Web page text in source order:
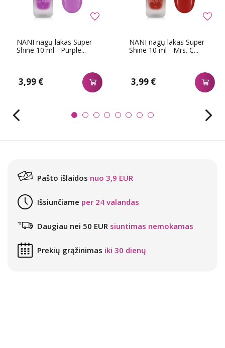
NANI nagų lakas Super
Shine 10 ml - Purple...
3,99 €
NANI nagų lakas Super
Shine 10 ml - Mrs. C...
3,99 €
Pašto išlaidos nuo 3,9 EUR
Išsiunčiame per 24 valandas
Daugiau nei 50 EUR siuntimas nemokamas
Prekių grąžinimas iki 30 dienų